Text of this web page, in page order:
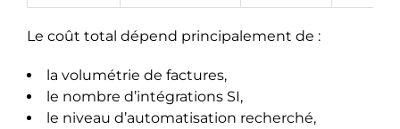
Le coût total dépend principalement de :
la volumétrie de factures,
le nombre d’intégrations SI,
le niveau d’automatisation recherché,